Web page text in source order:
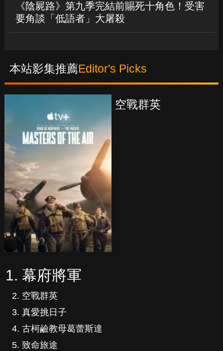
《陰屍路》第九季完結前賜死十角色！受害
要角談「低語者」大屠殺
本站影集推薦Editor's Picks
真愛挑日子
幕府將軍
空戰群英
真愛挑日子
古柯鹼教母葛蕾斯達
致命旅途